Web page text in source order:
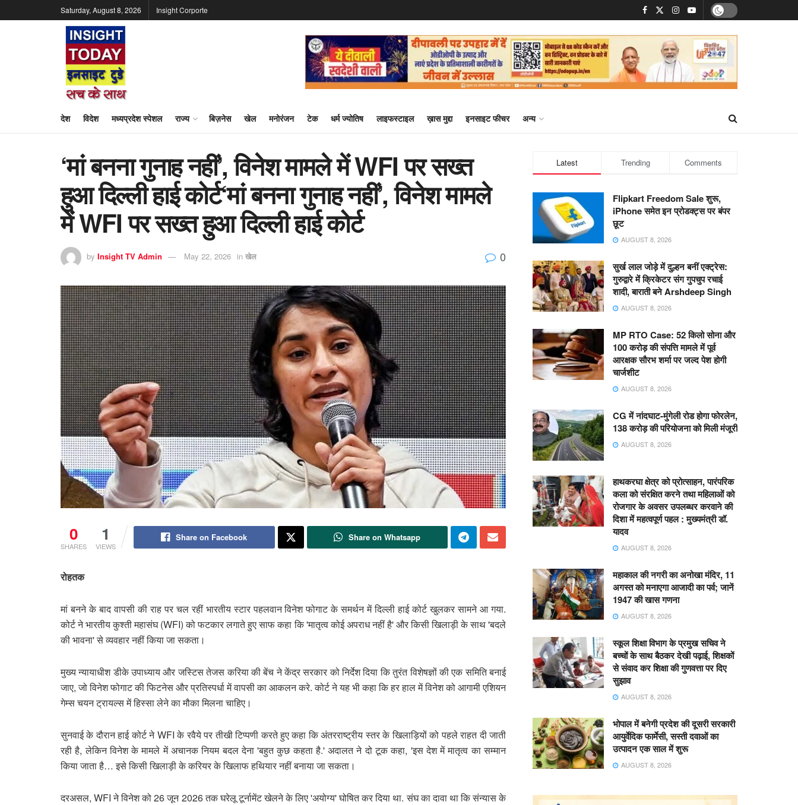
Saturday, August 8, 2026 Insight Corporte
देश विदेश मध्यप्रदेश स्पेशल राज्य बिज़नेस खेल मनोरंजन टेक धर्म ज्योतिष लाइफस्टाइल ख़ास मुद्दा इनसाइट फीचर अन्य
‘मां बनना गुनाह नहीं’, विनेश मामले में WFI पर सख्त
हुआ दिल्ली हाई कोर्ट‘मां बनना गुनाह नहीं’, विनेश मामले
में WFI पर सख्त हुआ दिल्ली हाई कोर्ट
by Insight TV Admin May 22, 2026 in खेल 0
0
SHARES
1
VIEWS
Share on Facebook Share on Whatsapp
रोहतक
मां बनने के बाद वापसी की राह पर चल रहीं भारतीय स्टार पहलवान विनेश फोगाट के समर्थन में दिल्ली हाई कोर्ट खुलकर सामने आ गया.
कोर्ट ने भारतीय कुश्ती महासंघ (WFI) को फटकार लगाते हुए साफ कहा कि 'मातृत्व कोई अपराध नहीं है' और किसी खिलाड़ी के साथ 'बदले
की भावना' से व्यवहार नहीं किया जा सकता।
मुख्य न्यायाधीश डीके उपाध्याय और जस्टिस तेजस करिया की बेंच ने केंद्र सरकार को निर्देश दिया कि तुरंत विशेषज्ञों की एक समिति बनाई
जाए, जो विनेश फोगाट की फिटनेस और प्रतिस्पर्धा में वापसी का आकलन करे. कोर्ट ने यह भी कहा कि हर हाल में विनेश को आगामी एशियन
गेम्स चयन ट्रायल्स में हिस्सा लेने का मौका मिलना चाहिए।
सुनवाई के दौरान हाई कोर्ट ने WFI के रवैये पर तीखी टिप्पणी करते हुए कहा कि अंतरराष्ट्रीय स्तर के खिलाड़ियों को पहले राहत दी जाती
रही है, लेकिन विनेश के मामले में अचानक नियम बदल देना 'बहुत कुछ कहता है.' अदालत ने दो टूक कहा, 'इस देश में मातृत्व का सम्मान
किया जाता है… इसे किसी खिलाड़ी के करियर के खिलाफ हथियार नहीं बनाया जा सकता।
दरअसल, WFI ने विनेश को 26 जून 2026 तक घरेलू टूर्नामेंट खेलने के लिए 'अयोग्य' घोषित कर दिया था. संघ का दावा था कि संन्यास के
Latest Trending Comments
Flipkart Freedom Sale शुरू,
iPhone समेत इन प्रोडक्ट्स पर बंपर
छूट
AUGUST 8, 2026
सुर्ख लाल जोड़े में दुल्हन बनीं एक्ट्रेस:
गुरुद्वारे में क्रिकेटर संग गुपचुप रचाई
शादी, बाराती बने Arshdeep Singh
AUGUST 8, 2026
MP RTO Case: 52 किलो सोना और
100 करोड़ की संपत्ति मामले में पूर्व
आरक्षक सौरभ शर्मा पर जल्द पेश होगी
चार्जशीट
AUGUST 8, 2026
CG में नांदघाट-मुंगेली रोड होगा फोरलेन,
138 करोड़ की परियोजना को मिली मंजूरी
AUGUST 8, 2026
हाथकरघा क्षेत्र को प्रोत्साहन, पारंपरिक
कला को संरक्षित करने तथा महिलाओं को
रोजगार के अवसर उपलब्धर करवाने की
दिशा में महत्वपूर्ण पहल : मुख्यमंत्री डॉ.
यादव
AUGUST 8, 2026
महाकाल की नगरी का अनोखा मंदिर, 11
अगस्त को मनाएगा आजादी का पर्व; जानें
1947 की खास गणना
AUGUST 8, 2026
स्कूल शिक्षा विभाग के प्रमुख सचिव ने
बच्चों के साथ बैठकर देखी पढ़ाई, शिक्षकों
से संवाद कर शिक्षा की गुणवत्ता पर दिए
सुझाव
AUGUST 8, 2026
भोपाल में बनेगी प्रदेश की दूसरी सरकारी
आयुर्वेदिक फार्मेसी, सस्ती दवाओं का
उत्पादन एक साल में शुरू
AUGUST 8, 2026